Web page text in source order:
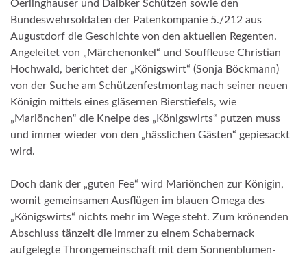
Oerlinghauser und Dalbker Schützen sowie den
Bundeswehrsoldaten der Patenkompanie 5./212 aus
Augustdorf die Geschichte von den aktuellen Regenten.
Angeleitet von „Märchenonkel“ und Souffleuse Christian
Hochwald, berichtet der „Königswirt“ (Sonja Böckmann)
von der Suche am Schützenfestmontag nach seiner neuen
Königin mittels eines gläsernen Bierstiefels, wie
„Mariönchen“ die Kneipe des „Königswirts“ putzen muss
und immer wieder von den „hässlichen Gästen“ gepiesackt
wird.
Doch dank der „guten Fee“ wird Mariönchen zur Königin,
womit gemeinsamen Ausflügen im blauen Omega des
„Königswirts“ nichts mehr im Wege steht. Zum krönenden
Abschluss tänzelt die immer zu einem Schabernack
aufgelegte Throngemeinschaft mit dem Sonnenblumen-